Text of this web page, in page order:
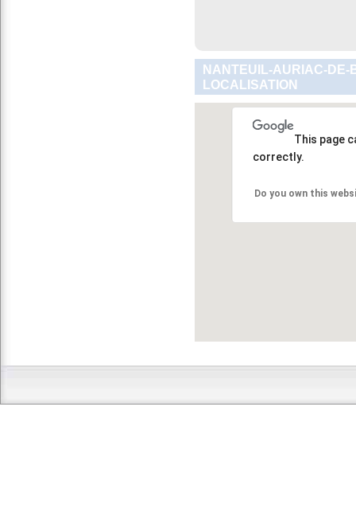
NANTEUIL-AURIAC-DE-
LOCALISATION
This page
correctly.
Do you own this